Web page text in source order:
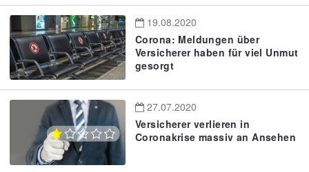
19.08.2020
Corona: Meldungen über
Versicherer haben für viel Unmut
gesorgt
27.07.2020
Versicherer verlieren in
Coronakrise massiv an Ansehen